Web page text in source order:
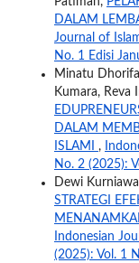
DALAM
Journal of
No. 1 Edisi
Minatu
Kumara, Reva
DALAM
ISLAMI ,
No. 2 (2025):
Dewi
STRATEGI
Indonesian
(2025): Vol. 1